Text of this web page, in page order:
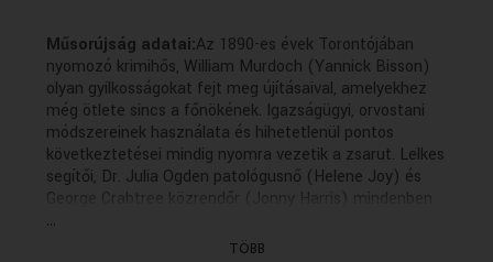
Műsorújság adatai:Az 1890-es évek Torontójában
nyomozó krimihős, William Murdoch (Yannick Bisson)
olyan gyilkosságokat fejt meg újításaival, amelyekhez
még ötlete sincs a főnökének. Igazságügyi, orvostani
módszereinek használata és hihetetlenül pontos
következtetései mindig nyomra vezetik a zsarut. Lelkes
segítői, Dr. Julia Ogden patológusnő (Helene Joy) és
George Crabtree közrendőr (Jonny Harris) mindenben
támogatják őt, habár Murdoch sok kétkedőre és
haragosra tesz szert a nyomozási eljárásai során.
...
TÖBB